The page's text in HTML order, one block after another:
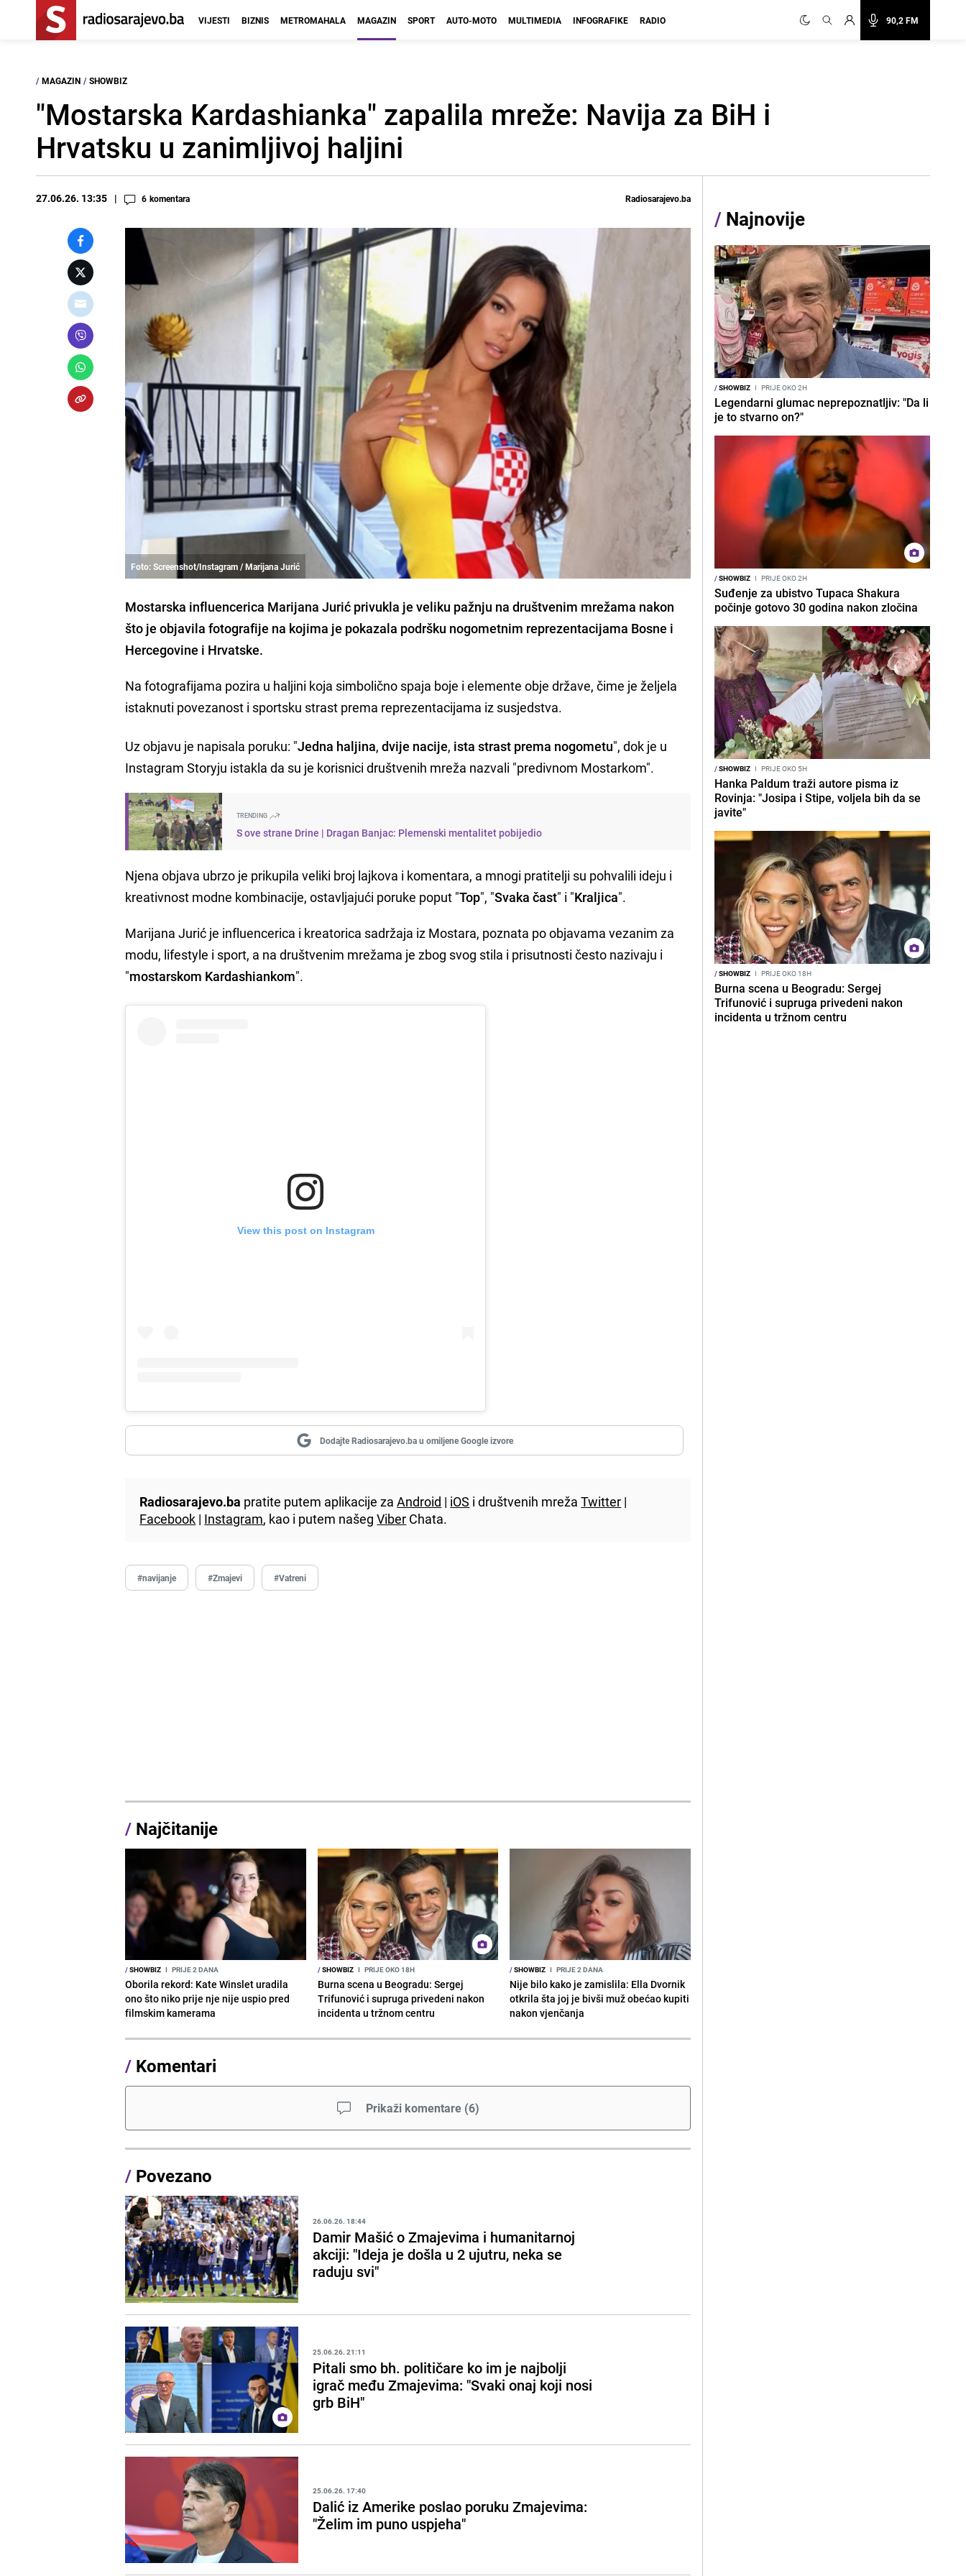
90,2 FM
VIJESTI BIZNIS METROMAHALA MAGAZIN SPORT AUTO-MOTO MULTIMEDIA INFOGRAFIKE RADIO
/ MAGAZIN / SHOWBIZ
"Mostarska Kardashianka" zapalila mreže: Navija za BiH i
Hrvatsku u zanimljivoj haljini
27.06.26. 13:35 6 komentara Radiosarajevo.ba
Foto: Screenshot/Instagram / Marijana Jurić
Mostarska influencerica Marijana Jurić privukla je veliku pažnju na društvenim mrežama nakon
što je objavila fotografije na kojima je pokazala podršku nogometnim reprezentacijama Bosne i
Hercegovine i Hrvatske.
Na fotografijama pozira u haljini koja simbolično spaja boje i elemente obje države, čime je željela
istaknuti povezanost i sportsku strast prema reprezentacijama iz susjedstva.
Uz objavu je napisala poruku: "Jedna haljina,dvije nacije, ista strast prema nogometu", dok je u
Instagram Storyju istakla da su je korisnici društvenih mreža nazvali "predivnom Mostarkom".
TRENDING
S ove strane Drine | Dragan Banjac: Plemenski mentalitet pobijedio
Njena objava ubrzo je prikupila veliki broj lajkova i komentara, a mnogi pratitelji su pohvalili ideju i
kreativnost modne kombinacije, ostavljajući poruke poput "Top", "Svaka čast" i "Kraljica".
Marijana Jurić je influencerica i kreatorica sadržaja iz Mostara, poznata po objavama vezanim za
modu, lifestyle i sport, a na društvenim mrežama je zbog svog stila i prisutnosti često nazivaju i
"mostarskom Kardashiankom".
View this post on Instagram
Dodajte Radiosarajevo.ba u omiljene Google izvore
Radiosarajevo.ba pratite putem aplikacije zaAndroid | iOS i društvenih mrežaTwitter |
Facebook | Instagram, kao i putem našegViber Chata.
#navijanje #Zmajevi #Vatreni
/ Najčitanije
/SHOWBIZ I PRIJE 2 DANA
Oborila rekord: Kate Winslet uradila
ono što niko prije nje nije uspio pred
filmskim kamerama
/SHOWBIZ I PRIJE OKO 18H
Burna scena u Beogradu: Sergej
Trifunović i supruga privedeni nakon
incidenta u tržnom centru
/SHOWBIZ I PRIJE 2 DANA
Nije bilo kako je zamislila: Ella Dvornik
otkrila šta joj je bivši muž obećao kupiti
nakon vjenčanja
/ Komentari
Prikaži komentare (6)
/ Povezano
26.06.26. 18:44
Damir Mašić o Zmajevima i humanitarnoj
akciji: "Ideja je došla u 2 ujutru, neka se
raduju svi"
25.06.26. 21:11
Pitali smo bh. političare ko im je najbolji
igrač među Zmajevima: "Svaki onaj koji nosi
grb BiH"
25.06.26. 17:40
Dalić iz Amerike poslao poruku Zmajevima:
"Želim im puno uspjeha"
/ Najnovije
/SHOWBIZ I PRIJE OKO 2H
Legendarni glumac neprepoznatljiv: "Da li
je to stvarno on?"
/SHOWBIZ I PRIJE OKO 2H
Suđenje za ubistvo Tupaca Shakura
počinje gotovo 30 godina nakon zločina
/SHOWBIZ I PRIJE OKO 5H
Hanka Paldum traži autore pisma iz
Rovinja: "Josipa i Stipe, voljela bih da se
javite"
/SHOWBIZ I PRIJE OKO 18H
Burna scena u Beogradu: Sergej
Trifunović i supruga privedeni nakon
incidenta u tržnom centru